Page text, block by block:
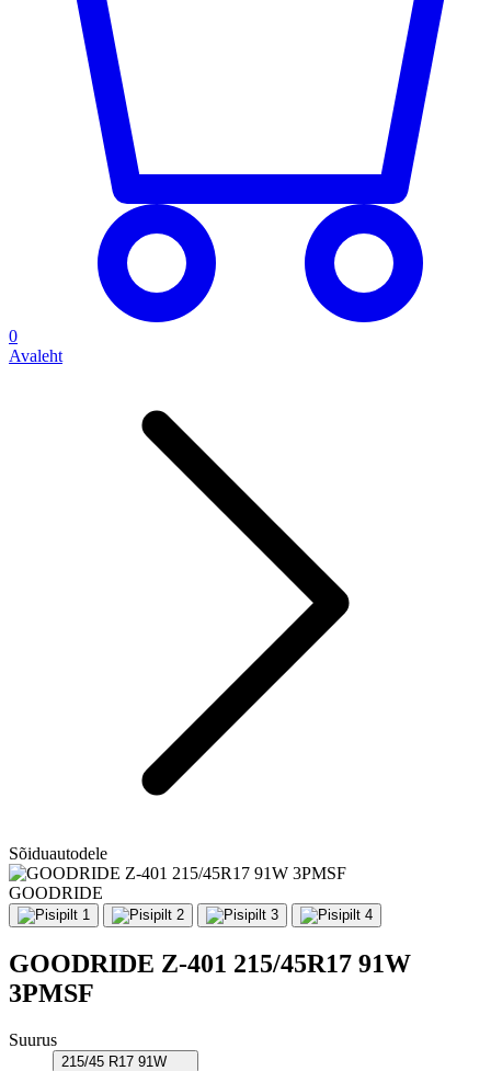
0
Avaleht
Sõiduautodele
GOODRIDE
GOODRIDE Z-401 215/45R17 91W
3PMSF
Suurus
215/45 R17 91W